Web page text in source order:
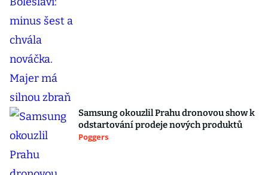
Samsung okouzlil Prahu dronovou show k
odstartování prodeje nových produktů
Poggers